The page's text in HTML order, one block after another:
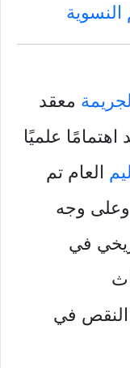
النسوية
معقد
اهتمامًا علميًا
العام تم
وعلى وجه
في
النقص في